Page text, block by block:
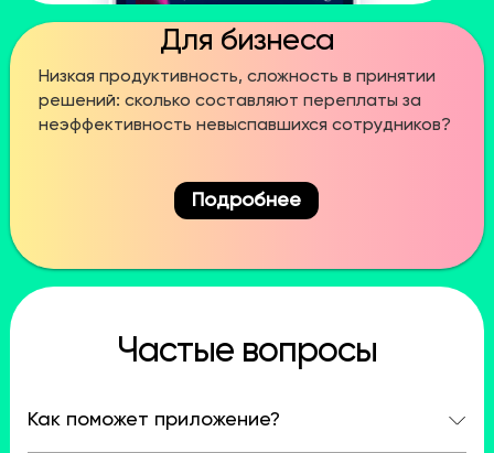
Для бизнеса
Низкая продуктивность, сложность в принятии
решений: сколько составляют переплаты за
неэффективность невыспавшихся сотрудников?
Подробнее
Частые вопросы
Как поможет приложение?